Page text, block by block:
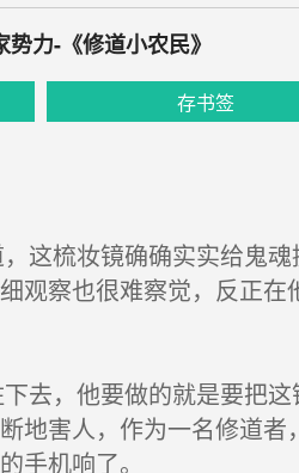
力-《修道小农民》
存书签
这梳妆镜确确实实给鬼
观察也很难察觉，反正
去，他要做的就是要把
地害人，作为一名修道
手机响了。